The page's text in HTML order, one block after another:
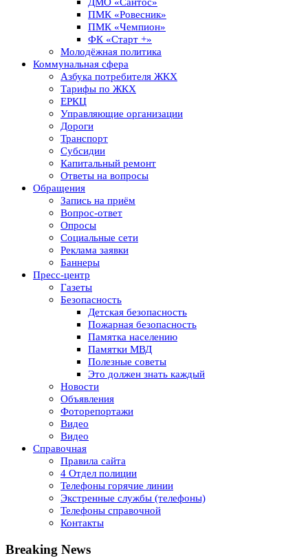
ДМО «Сантос»
ПМК «Ровесник»
ПМК «Чемпион»
ФК «Старт +»
Молодёжная политика
Коммунальная сфера
Азбука потребителя ЖКХ
Тарифы по ЖКХ
ЕРКЦ
Управляющие организации
Дороги
Транспорт
Субсидии
Капитальный ремонт
Ответы на вопросы
Обращения
Запись на приём
Вопрос-ответ
Опросы
Социальные сети
Реклама заявки
Баннеры
Пресс-центр
Газеты
Безопасность
Детская безопасность
Пожарная безопасность
Памятка населению
Памятки МВД
Полезные советы
Это должен знать каждый
Новости
Объявления
Фоторепортажи
Видео
Видео
Справочная
Правила сайта
4 Отдел полиции
Телефоны горячие линии
Экстренные службы (телефоны)
Телефоны справочной
Контакты
Breaking News